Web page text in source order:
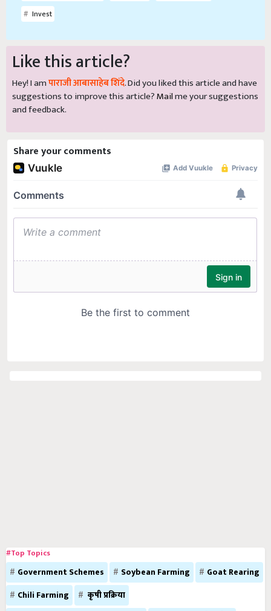
Invest
Like this article?
Hey! I amपाराजी आबासाहेब शिंदे. Did you liked this article and have
suggestions to improve this article?Mailme your suggestions
and feedback.
Share your comments
#Top Topics
Government Schemes Soybean Farming
Goat Rearing
Chili Farming
कृषी प्रक्रिया